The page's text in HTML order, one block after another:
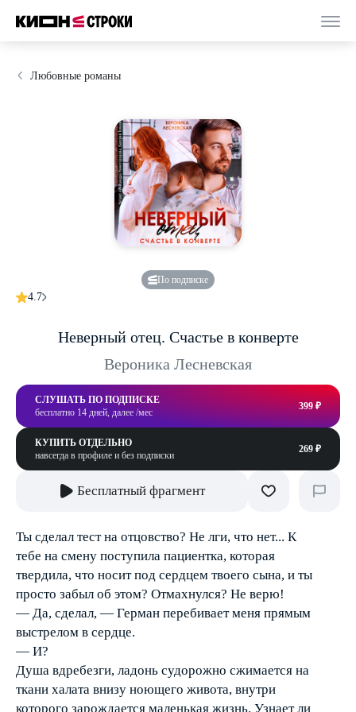
Любовные романы
По подписке
4.7
Неверный отец. Счастье в конверте
Вероника Лесневская
СЛУШАТЬ ПО ПОДПИСКЕ
бесплатно 14 дней, далее /мес
399 ₽
КУПИТЬ ОТДЕЛЬНО
навсегда в профиле и без подписки
269 ₽
Бесплатный фрагмент
Ты сделал тест на отцовство? Не лги, что нет... К
тебе на смену поступила пациентка, которая
твердила, что носит под сердцем твоего сына, и ты
просто забыл об этом? Отмахнулся? Не верю!
— Да, сделал, — Герман перебивает меня прямым
выстрелом в сердце.
— И?
Душа вдребезги, ладонь судорожно сжимается на
ткани халата внизу ноющего живота, внутри
которого зарождается маленькая жизнь. Узнает ли